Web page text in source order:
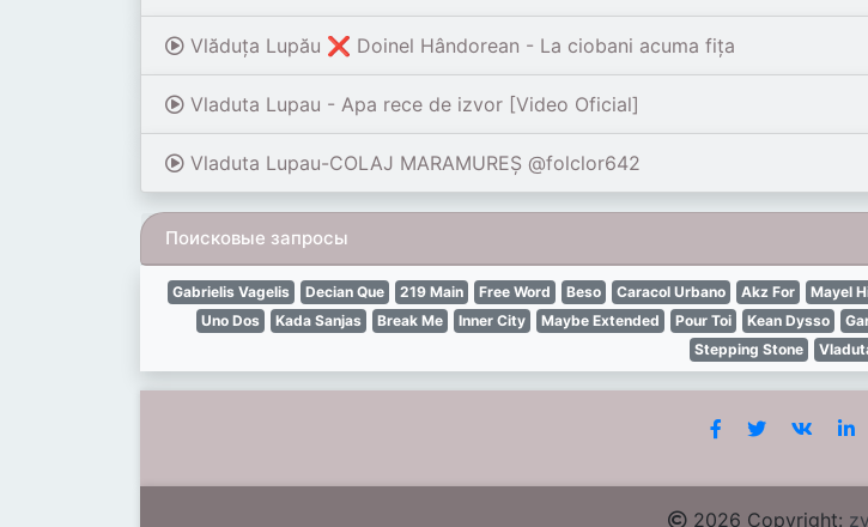
Vlăduța Lupău ❌️ Doinel Hândorean - La ciobani acuma fița
Vladuta Lupau - Apa rece de izvor [Video Oficial]
Vladuta Lupau-COLAJ MARAMUREȘ @folclor642
Поисковые запросы
Gabrielis Vagelis Decian Que 219 Main Free Word Beso Caracol Urbano Akz For Mayel
Uno Dos
Kada Sanjas Break Me Inner City Maybe Extended Pour Toi Kean Dysso
Stepping Stone
2026 Copyright: